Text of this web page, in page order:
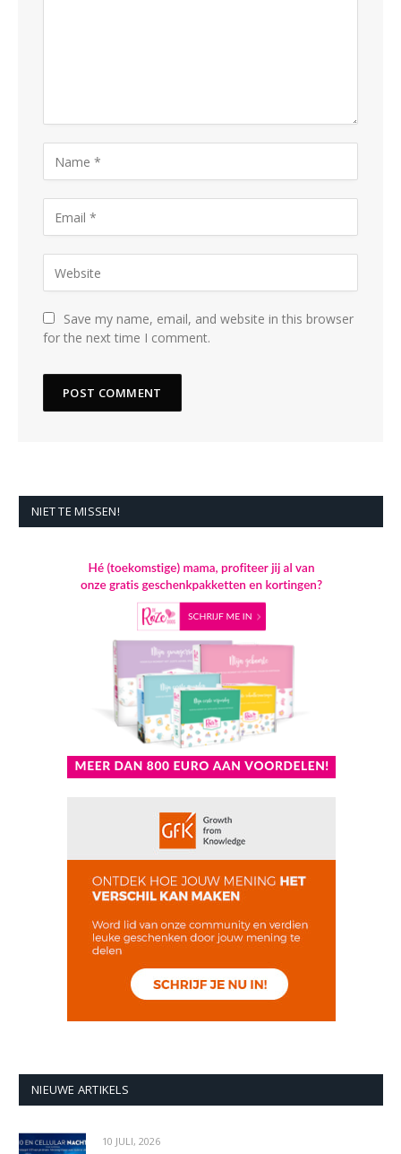
Save my name, email, and website in this browser
for the next time I comment.
NIET TE MISSEN!
NIEUWE ARTIKELS
10 JULI, 2026